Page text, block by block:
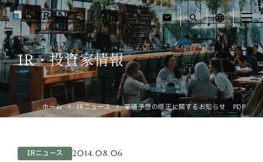
mail search language
トップ
企業情報
IR・投資家情報
ホーム IRニュース 業績予想の修正に関するお知らせ PDF
IRニュース 2014.08.06